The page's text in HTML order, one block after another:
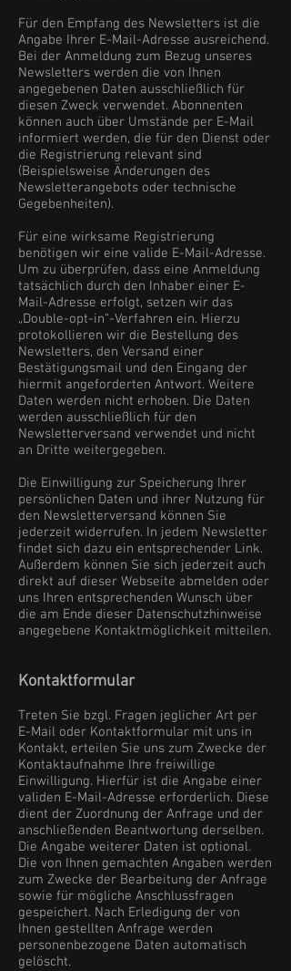
Für den Empfang des Newsletters ist die
Angabe Ihrer E-Mail-Adresse ausreichend.
Bei der Anmeldung zum Bezug unseres
Newsletters werden die von Ihnen
angegebenen Daten ausschließlich für
diesen Zweck verwendet. Abonnenten
können auch über Umstände per E-Mail
informiert werden, die für den Dienst oder
die Registrierung relevant sind
(Beispielsweise Änderungen des
Newsletterangebots oder technische
Gegebenheiten).
Für eine wirksame Registrierung
benötigen wir eine valide E-Mail-Adresse.
Um zu überprüfen, dass eine Anmeldung
tatsächlich durch den Inhaber einer E-
Mail-Adresse erfolgt, setzen wir das
„Double-opt-in“-Verfahren ein. Hierzu
protokollieren wir die Bestellung des
Newsletters, den Versand einer
Bestätigungsmail und den Eingang der
hiermit angeforderten Antwort. Weitere
Daten werden nicht erhoben. Die Daten
werden ausschließlich für den
Newsletterversand verwendet und nicht
an Dritte weitergegeben.
Die Einwilligung zur Speicherung Ihrer
persönlichen Daten und ihrer Nutzung für
den Newsletterversand können Sie
jederzeit widerrufen. In jedem Newsletter
findet sich dazu ein entsprechender Link.
Außerdem können Sie sich jederzeit auch
direkt auf dieser Webseite abmelden oder
uns Ihren entsprechenden Wunsch über
die am Ende dieser Datenschutzhinweise
angegebene Kontaktmöglichkeit mitteilen.
Kontaktformular
Treten Sie bzgl. Fragen jeglicher Art per
E-Mail oder Kontaktformular mit uns in
Kontakt, erteilen Sie uns zum Zwecke der
Kontaktaufnahme Ihre freiwillige
Einwilligung. Hierfür ist die Angabe einer
validen E-Mail-Adresse erforderlich. Diese
dient der Zuordnung der Anfrage und der
anschließenden Beantwortung derselben.
Die Angabe weiterer Daten ist optional.
Die von Ihnen gemachten Angaben werden
zum Zwecke der Bearbeitung der Anfrage
sowie für mögliche Anschlussfragen
gespeichert. Nach Erledigung der von
Ihnen gestellten Anfrage werden
personenbezogene Daten automatisch
gelöscht.